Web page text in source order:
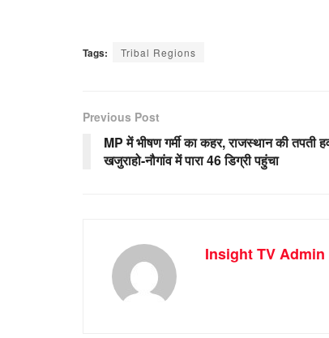
Tags: Tribal Regions
Previous Post
MP में भीषण गर्मी का कहर, राजस्थान की तपती
खजुराहो-नौगांव में पारा 46 डिग्री पहुंचा
Insight TV Admin